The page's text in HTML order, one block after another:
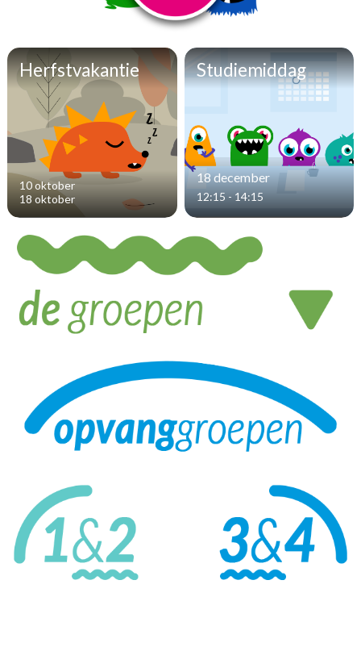
Herfstvakantie
10 oktober
18 oktober
Studiemiddag
18 december
12:15 - 14:15